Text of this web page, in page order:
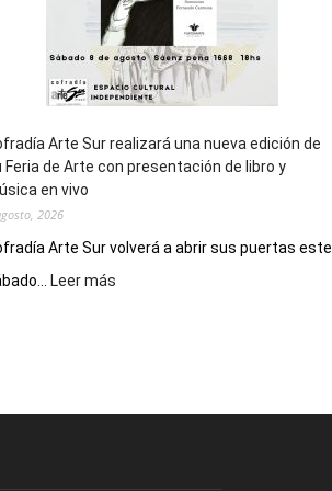
Arte Sur realizará una nueva edición de
Feria de Arte con presentación de libro y
en vivo
2026
Arte Sur volverá a abrir sus puertas este
Leer más
nueva